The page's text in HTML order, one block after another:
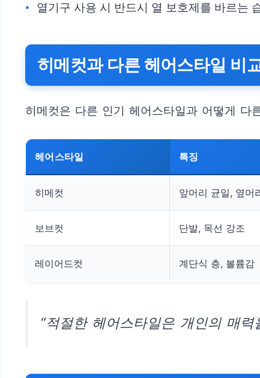
열기구 사용 시 반드시 열 보호제를 바르는
히메컷과 다른 헤어스타일 비
히메컷은 다른 인기 헤어스타일과 어떻게 다
헤어스타일 특징
히메컷 앞머리 균일, 옆머
보브컷 단발, 목선 강조
레이어드컷 계단식 층, 볼륨감
“적절한 헤어스타일은 개인의 매